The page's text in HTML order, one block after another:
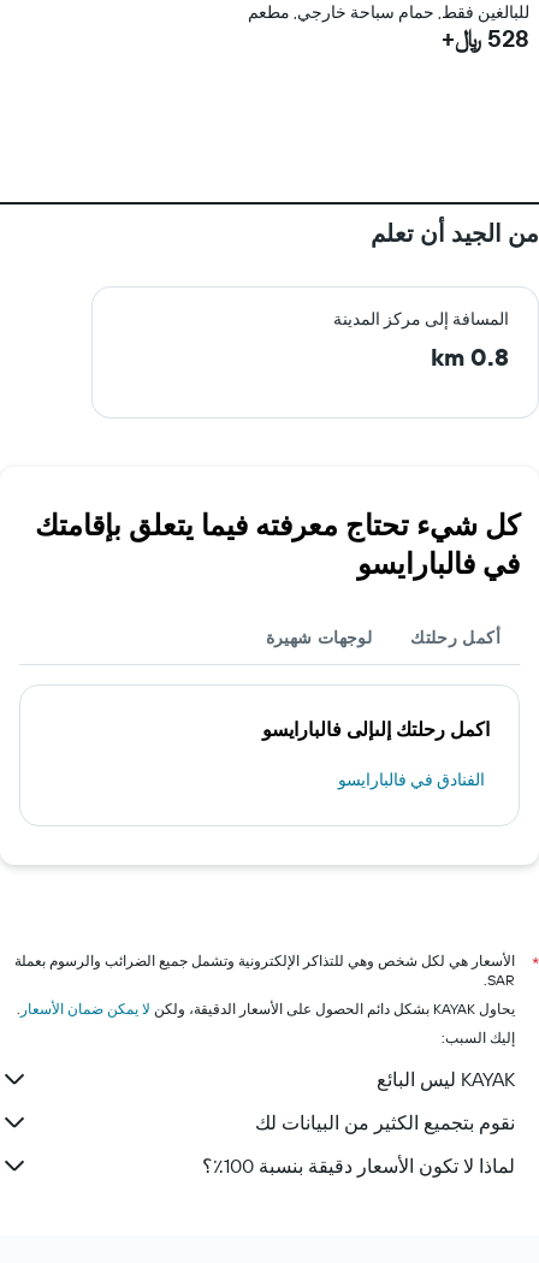
للبالغين فقط, حمام سباحة خارجي, مطعم
528 ﷼+
من الجيد أن تعلم
المسافة إلى مركز المدينة
0.8 km
كل شيء تحتاج معرفته فيما يتعلق بإقامتك
في فالبارايسو
أكمل رحلتك لوجهات شهيرة
اكمل رحلتك إلىإلى فالبارايسو
الفنادق في فالبارايسو
*
الأسعار هي لكل شخص وهي للتذاكر الإلكترونية وتشمل جميع الضرائب والرسوم بعملة
SAR.
يحاول KAYAK بشكل دائم الحصول على الأسعار الدقيقة، ولكن
لا يمكن ضمان الأسعار .
إليك السبب:
KAYAK ليس البائع
نقوم بتجميع الكثير من البيانات لك
لماذا لا تكون الأسعار دقيقة بنسبة 100٪؟